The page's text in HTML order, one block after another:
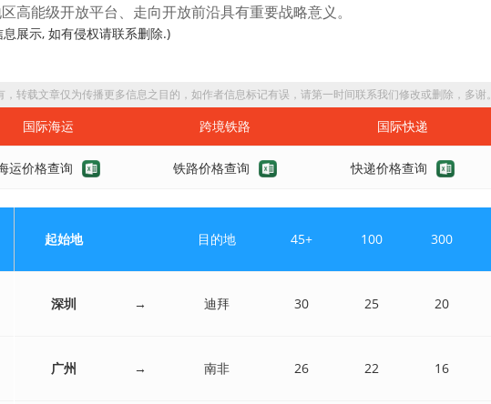
高能级开放平台、走向开放前沿具有重要战略意义。
展示, 如有侵权请联系删除.)
转载文章仅为传播更多信息之目的，如作者信息标记有误，请第一时间联系我们修改或删除，多谢。
国际海运 跨境铁路 国际快递
运价格查询 铁路价格查询 快递价格查询
起始地 目的地 45+ 100 300
深圳 → 迪拜 30 25 20
广州 → 南非 26 22 16